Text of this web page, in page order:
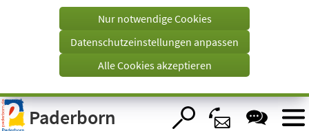
Visuelle
Assistenzsoftware
öffnen.
einem
Tab)
Nur notwendige Cookies
Datenschutzeinstellungen anpassen
Alle Cookies akzeptieren
Paderborn